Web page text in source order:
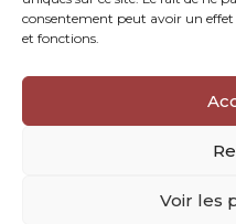
consentement peut avoir un
et fonctions.
Voir les